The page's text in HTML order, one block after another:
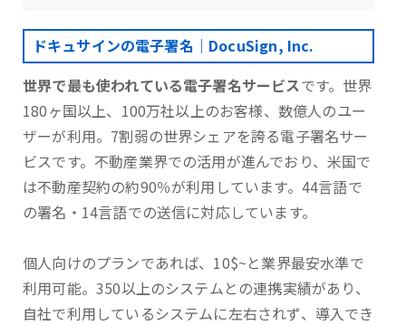
ドキュサインの電子署名｜DocuSign, Inc.
世界で最も使われている電子署名サービスです。世界
180ヶ国以上、100万社以上のお客様、数億人のユー
ザーが利用。7割弱の世界シェアを誇る電子署名サー
ビスです。不動産業界での活用が進んでおり、米国で
は不動産契約の約90％が利用しています。44言語で
の署名・14言語での送信に対応しています。
個人向けのプランであれば、10$~と業界最安水準で
利用可能。350以上のシステムとの連携実績があり、
自社で利用しているシステムに左右されず、導入でき